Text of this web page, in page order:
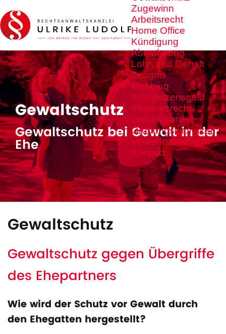
Zugewinn
Arbeitsrecht
Home Office
Kündigung
Abmahnung
Lohn und Gehalt
Zeugnis
Mobbing
Schmerzensgeld
Verkehrsrecht
Verkehrsunfall
Ordnungswidrigkeit
Verkehrsstrafrecht
Kontakt
Gewaltschutz
Gewaltschutz bei Gewalt in der
Ehe
Gewaltschutz
Gewaltschutz gegen Übergriffe
des Ehepartners
Wie wird der Schutz vor Gewalt durch
den Ehegatten hergestellt?